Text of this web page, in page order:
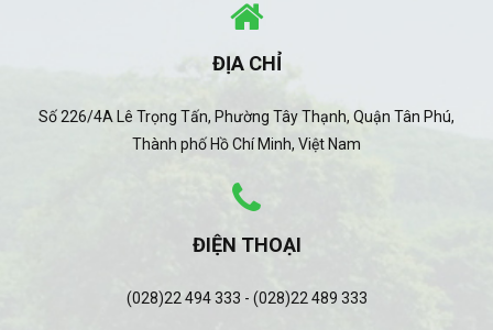
ĐỊA CHỈ
Số 226/4A Lê Trọng Tấn, Phường Tây Thạnh, Quận Tân Phú,
Thành phố Hồ Chí Minh, Việt Nam
ĐIỆN THOẠI
(028)22 494 333 - (028)22 489 333